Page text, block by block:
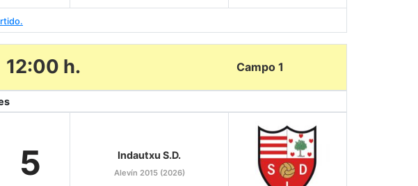
12:00 h. Campo 1
5 Indautxu S.D.
Alevín 2015 (2026)